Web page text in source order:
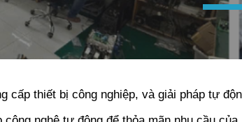
cấp thiết bị công nghiệp, và giải pháp tự